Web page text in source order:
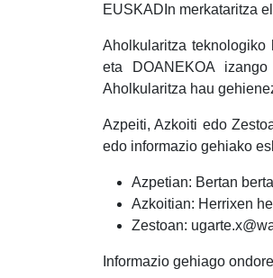
EUSKADIn merkataritza
Aholkularitza teknologiko
eta DOANEKOA
Aholkularitza hau
Azpeiti, Azkoiti edo
edo informazio gehiako
Azpetian: Bertan
Azkoitian: Herrixen
Zestoan:
Informazio gehiago